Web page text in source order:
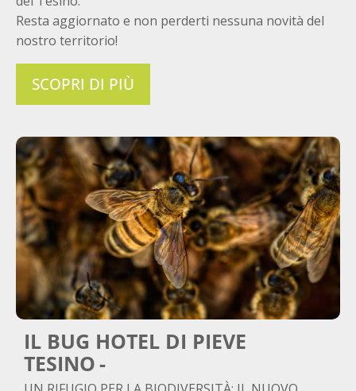
Resta aggiornato e non perderti nessuna novità del
nostro territorio!
SCOPRI DI PIÙ
IL BUG HOTEL DI PIEVE
TESINO